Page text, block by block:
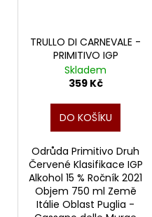
TRULLO DI CARNEVALE -
PRIMITIVO IGP
Skladem
359 Kč
DO KOŠÍKU
Odrůda Primitivo Druh
Červené Klasifikace IGP
Alkohol 15 % Ročník 2021
Objem 750 ml Země
Itálie Oblast Puglia -